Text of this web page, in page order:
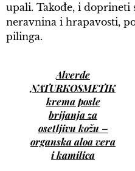
upali. Takođe, i doprineti
neravnina i hrapavosti,
pilinga.
Alverde
NATURKOSMETIK
krema posle
brijanja za
osetljivu kožu –
organska aloa vera
i kamilica